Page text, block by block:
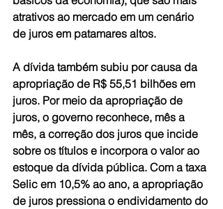
atrativos ao mercado em um cenário
de juros em patamares altos.
A dívida também subiu por causa da
apropriação de R$ 55,51 bilhões em
juros. Por meio da apropriação de
juros, o governo reconhece, mês a
mês, a correção dos juros que incide
sobre os títulos e incorpora o valor ao
estoque da dívida pública. Com a taxa
Selic em 10,5% ao ano, a apropriação
de juros pressiona o endividamento do